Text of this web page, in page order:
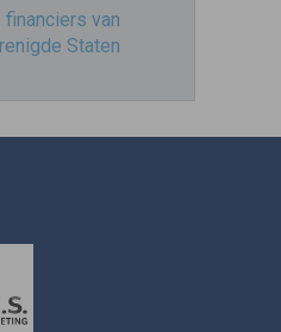
van
Staten